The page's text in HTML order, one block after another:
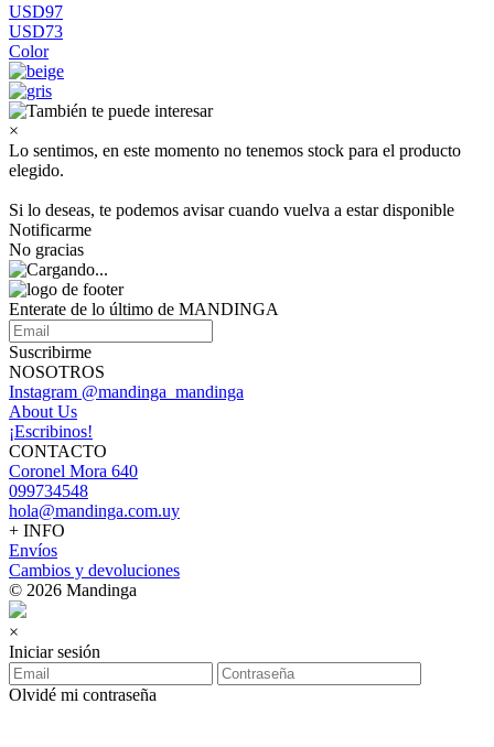
USD97
USD73
Color
×
Lo sentimos, en este momento no tenemos stock para el producto
elegido.
Si lo deseas, te podemos avisar cuando vuelva a estar disponible
Notificarme
No gracias
Enterate de lo último de MANDINGA
Suscribirme
NOSOTROS
Instagram @mandinga_mandinga
About Us
¡Escribinos!
CONTACTO
Coronel Mora 640
099734548
hola@mandinga.com.uy
+ INFO
Envíos
Cambios y devoluciones
© 2026 Mandinga
×
Iniciar sesión
Olvidé mi contraseña